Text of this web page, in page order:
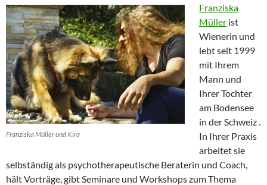
Franziska Müller und Kira
Franziska
Müller ist
Wienerin und
lebt seit 1999
mit Ihrem
Mann und
Ihrer Tochter
am Bodensee
in der Schweiz .
In Ihrer Praxis
arbeitet sie
selbständig als psychotherapeutische Beraterin und Coach,
hält Vorträge, gibt Seminare und Workshops zum Thema